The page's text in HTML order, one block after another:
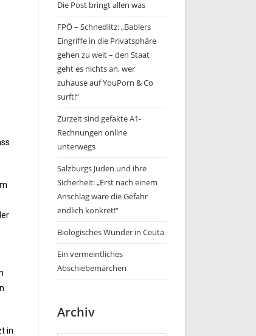
in
Die Post bringt allen was
FPÖ – Schnedlitz: „Bablers
Eingriffe in die Privatsphäre
gehen zu weit – den Staat
geht es nichts an, wer
zuhause auf YouPorn & Co
surft!“
Zurzeit sind gefakte A1-
Rechnungen online
unterwegs
Salzburgs Juden und ihre
Sicherheit: „Erst nach einem
Anschlag wäre die Gefahr
endlich konkret!“
Biologisches Wunder in Ceuta
Ein vermeintliches
Abschiebemärchen
Archiv